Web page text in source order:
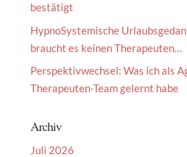
bestätigt
HypnoSystemische
braucht es keinen Therapeuten…
Perspektivwechsel: Was ich als
Therapeuten-Team gelernt habe
Archiv
Juli 2026